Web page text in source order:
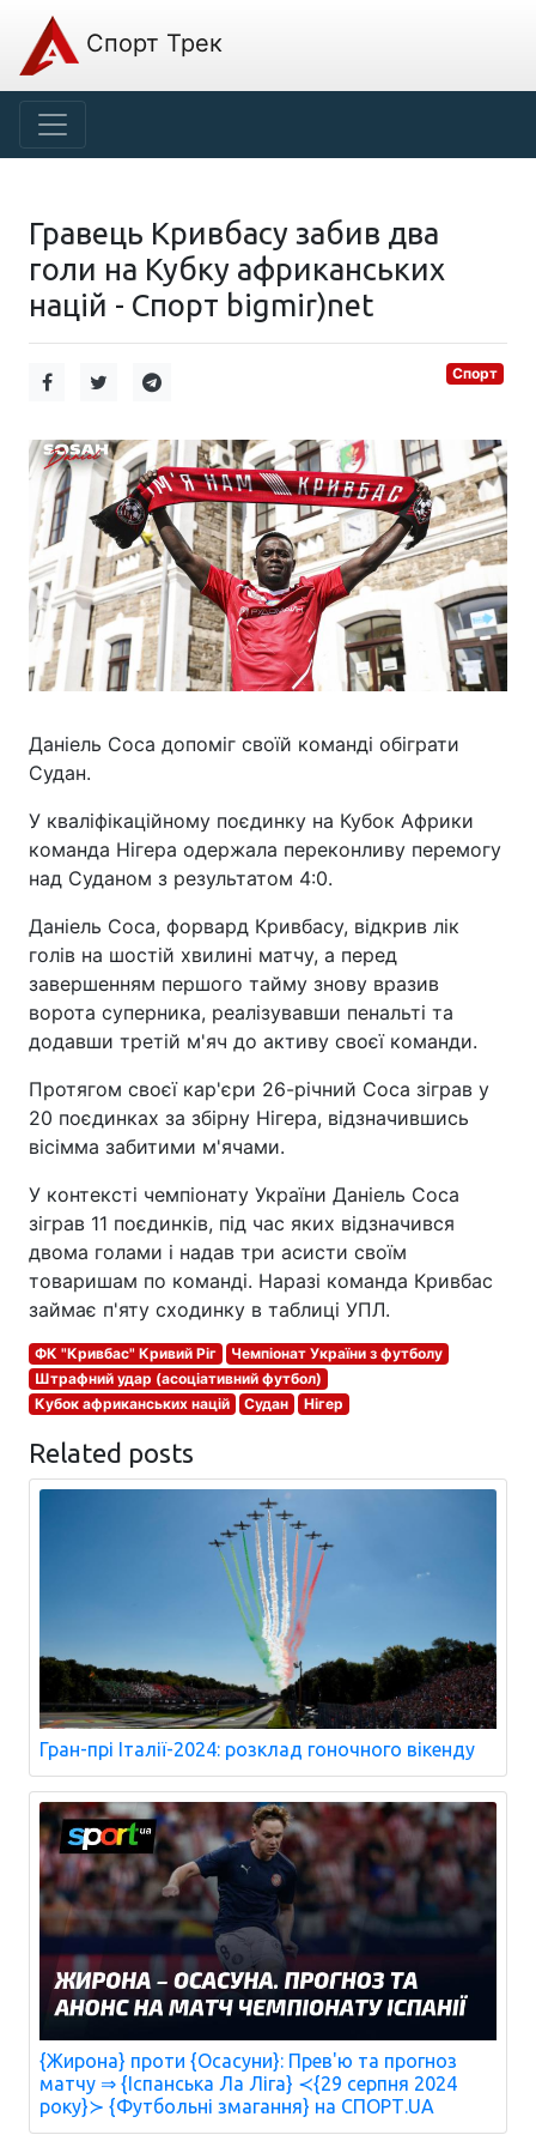
Спорт Трек
Гравець Кривбасу забив два
голи на Кубку африканських
націй - Спорт bigmir)net
Спорт
Даніель Соса допоміг своїй команді обіграти
Судан.
У кваліфікаційному поєдинку на Кубок Африки
команда Нігера одержала переконливу перемогу
над Суданом з результатом 4:0.
Даніель Соса, форвард Кривбасу, відкрив лік
голів на шостій хвилині матчу, а перед
завершенням першого тайму знову вразив
ворота суперника, реалізувавши пенальті та
додавши третій м'яч до активу своєї команди.
Протягом своєї кар'єри 26-річний Соса зіграв у
20 поєдинках за збірну Нігера, відзначившись
вісімма забитими м'ячами.
У контексті чемпіонату України Даніель Соса
зіграв 11 поєдинків, під час яких відзначився
двома голами і надав три асисти своїм
товаришам по команді. Наразі команда Кривбас
займає п'яту сходинку в таблиці УПЛ.
ФК "Кривбас" Кривий Ріг
Чемпіонат України з футболу
Штрафний удар (асоціативний футбол)
Кубок африканських націй
Судан Нігер
Related posts
Гран-прі Італії-2024: розклад гоночного вікенду
{Жирона} проти {Осасуни}: Прев'ю та прогноз
матчу ⇒ {Іспанська Ла Ліга} ≺{29 серпня 2024
року}≻ {Футбольні змагання} на СПОРТ.UA